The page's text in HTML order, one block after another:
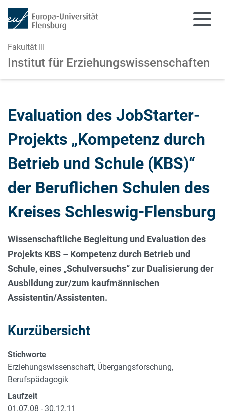
Fakultät III
Institut für Erziehungswissenschaften
Evaluation des JobStarter-
Projekts „Kompetenz durch
Betrieb und Schule (KBS)“
der Beruflichen Schulen des
Kreises Schleswig-Flensburg
Wissenschaftliche Begleitung und Evaluation des
Projekts KBS – Kompetenz durch Betrieb und
Schule, eines „Schulversuchs“ zur Dualisierung der
Ausbildung zur/zum kaufmännischen
Assistentin/Assistenten.
Kurzübersicht
Stichworte
Erziehungswissenschaft, Übergangsforschung,
Berufspädagogik
Laufzeit
01.07.08 - 30.12.11